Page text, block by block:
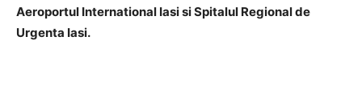
Aeroportul International Iasi si Spitalul Regional de
Urgenta Iasi.